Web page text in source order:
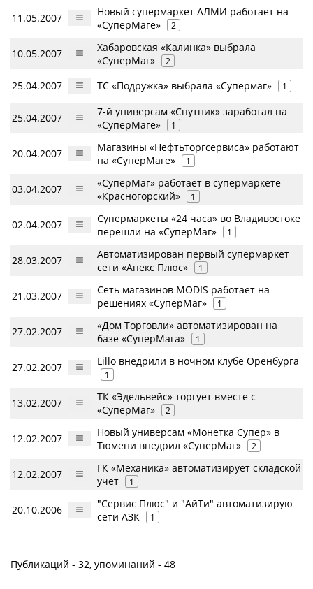
11.05.2007
Новый супермаркет АЛМИ работает на
«СуперМаге»
2
10.05.2007
Хабаровская «Калинка» выбрала
«СуперМаг»
2
25.04.2007 ТС «Подружка» выбрала «Супермаг» 1
25.04.2007
7-й универсам «Спутник» заработал на
«СуперМаге»
1
20.04.2007
Магазины «Нефтьторгсервиса» работают
на «СуперМаге»
1
03.04.2007
«СуперМаг» работает в супермаркете
«Красногорский»
1
02.04.2007
Супермаркеты «24 часа» во Владивостоке
перешли на «СуперМаг»
1
28.03.2007
Автоматизирован первый супермаркет
сети «Апекс Плюс»
1
21.03.2007
Сеть магазинов MODIS работает на
решениях «СуперМаг»
1
27.02.2007
«Дом Торговли» автоматизирован на
базе «СуперМага»
1
27.02.2007 Lillo внедрили в ночном клубе Оренбурга
1
13.02.2007
ТК «Эдельвейс» торгует вместе с
«СуперМаг»
2
12.02.2007
Новый универсам «Монетка Супер» в
Тюмени внедрил «СуперМаг»
2
12.02.2007
ГК «Механика» автоматизирует складской
учет
1
20.10.2006
"Сервис Плюс" и "АйТи" автоматизирую
сети АЗК
1
Публикаций - 32, упоминаний - 48